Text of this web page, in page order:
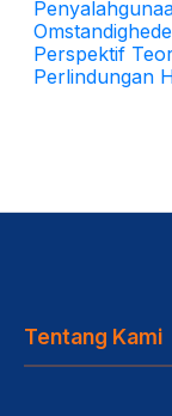
Perspektif
Perlindungan
Tentang Kami